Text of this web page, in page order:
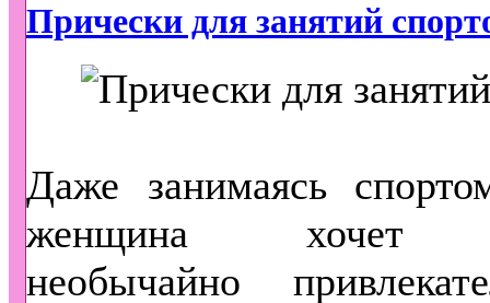
Прически для занятий
Даже занимаясь
женщина хочет
необычайно